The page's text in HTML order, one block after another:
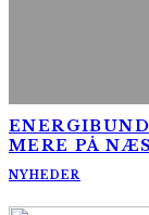
MERE PÅ
NYHEDER